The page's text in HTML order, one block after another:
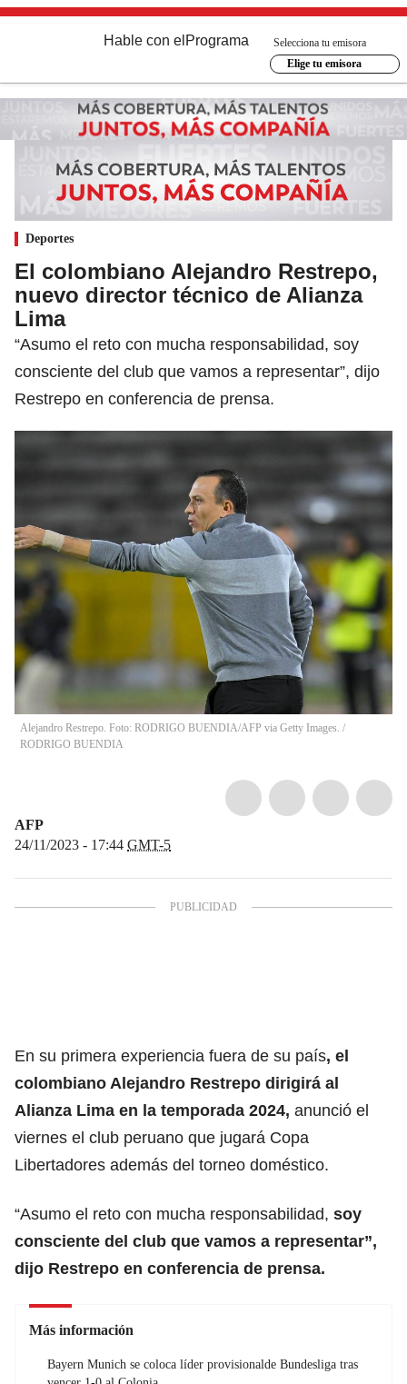
Hable con el Programa
Selecciona tu emisora
Elige tu emisora
Deportes
El colombiano Alejandro Restrepo,
nuevo director técnico de Alianza
Lima
“Asumo el reto con mucha responsabilidad, soy
consciente del club que vamos a representar”, dijo
Restrepo en conferencia de prensa.
Alejandro Restrepo. Foto: RODRIGO BUENDIA/AFP via Getty Images. /
RODRIGO BUENDIA
AFP
24/11/2023 - 17:44 GMT-5
En su primera experiencia fuera de su país, el
colombiano Alejandro Restrepo dirigirá al
Alianza Lima en la temporada 2024, anunció el
viernes el club peruano que jugará Copa
Libertadores además del torneo doméstico.
“Asumo el reto con mucha responsabilidad, soy
consciente del club que vamos a representar”,
dijo Restrepo en conferencia de prensa.
Más información
Bayern Munich se coloca líder provisionalde Bundesliga tras